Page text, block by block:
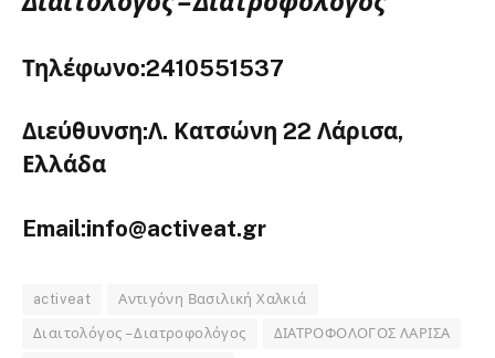
Τηλέφωνο:2410551537
Διεύθυνση:Λ. Κατσώνη 22 Λάρισα,
Ελλάδα
Email:info@activeat.gr
activeat Αντιγόνη Βασιλική Χαλκιά
Διαιτολόγος – Διατροφολόγος ΔΙΑΤΡΟΦΟΛΟΓΟΣ ΛΑΡΙΣΑ